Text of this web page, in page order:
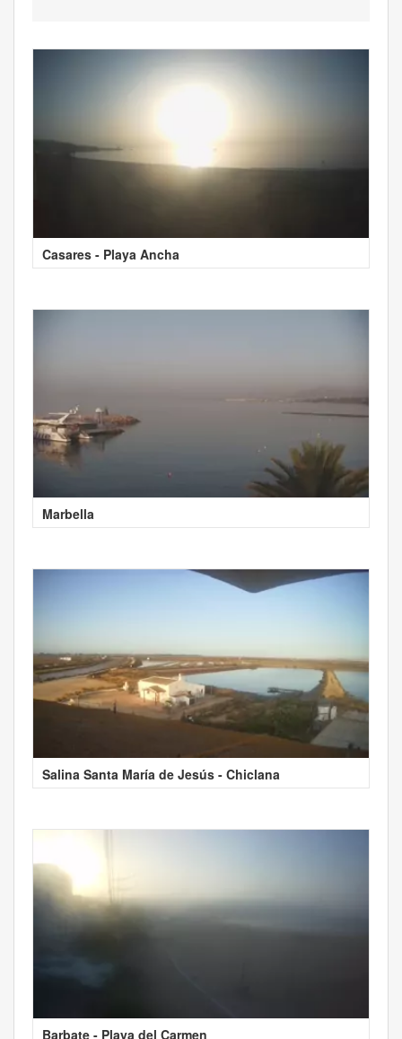
Casares - Playa Ancha
Marbella
Salina Santa María de Jesús - Chiclana
Barbate - Playa del Carmen